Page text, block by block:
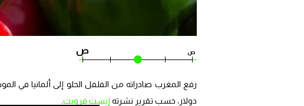
ص ص
دولار، حسب تقرير نشرته إيست فرويت